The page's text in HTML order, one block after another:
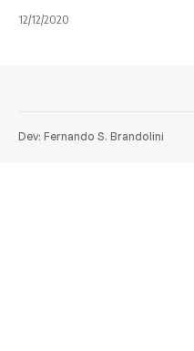
12/12/2020
Dev: Fernando S. Brandolini